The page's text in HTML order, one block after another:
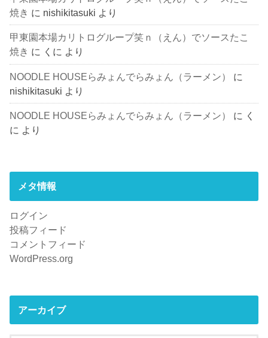
焼き に nishikitasuki より
甲東園本場カリトログループ笑ｎ（えん）でソースたこ
焼き に くに より
NOODLE HOUSEらみょんでらみょん（ラーメン）
に
nishikitasuki より
NOODLE HOUSEらみょんでらみょん（ラーメン） に く
に より
メタ情報
ログイン
投稿フィード
コメントフィード
WordPress.org
アーカイブ